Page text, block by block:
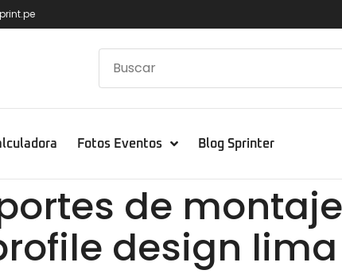
Fotos Eventos Blog Sprinter
de
design